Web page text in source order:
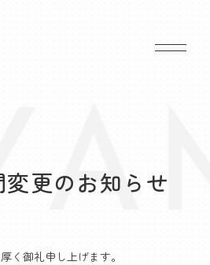
更のお知らせ
く御礼申し上げます。